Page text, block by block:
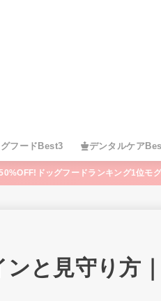
グフードBest3 デンタルケア
50%OFF!ドッグフードランキング1位モ
と見守り方